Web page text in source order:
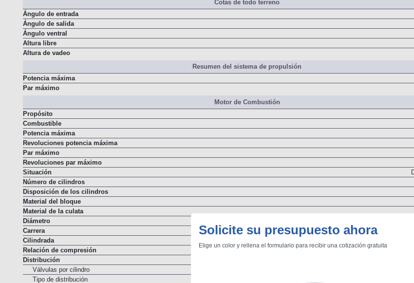
Solicite su presupuesto ahora
Elige un color y rellena el formulario para recibir una cotización gratuita
Cotas de todo terreno
Ángulo de entrada
Ángulo de salida
Ángulo ventral
Altura libre
Resumen del sistema de propulsión
Potencia máxima
Motor de Combustión
Propósito
Combustible
Potencia máxima
Revoluciones potencia máxima
Par máximo
Revoluciones par máximo
Situación
Número de cilindros
Disposición de los cilindros
Material del bloque
Material de la culata
Diámetro
Carrera
Cilindrada
Relación de compresión
Distribución
Válvulas por cilindro